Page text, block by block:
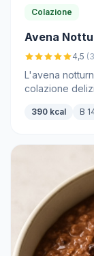
Colazione
Avena
4,5
L'avena
colazione
390 kcal B